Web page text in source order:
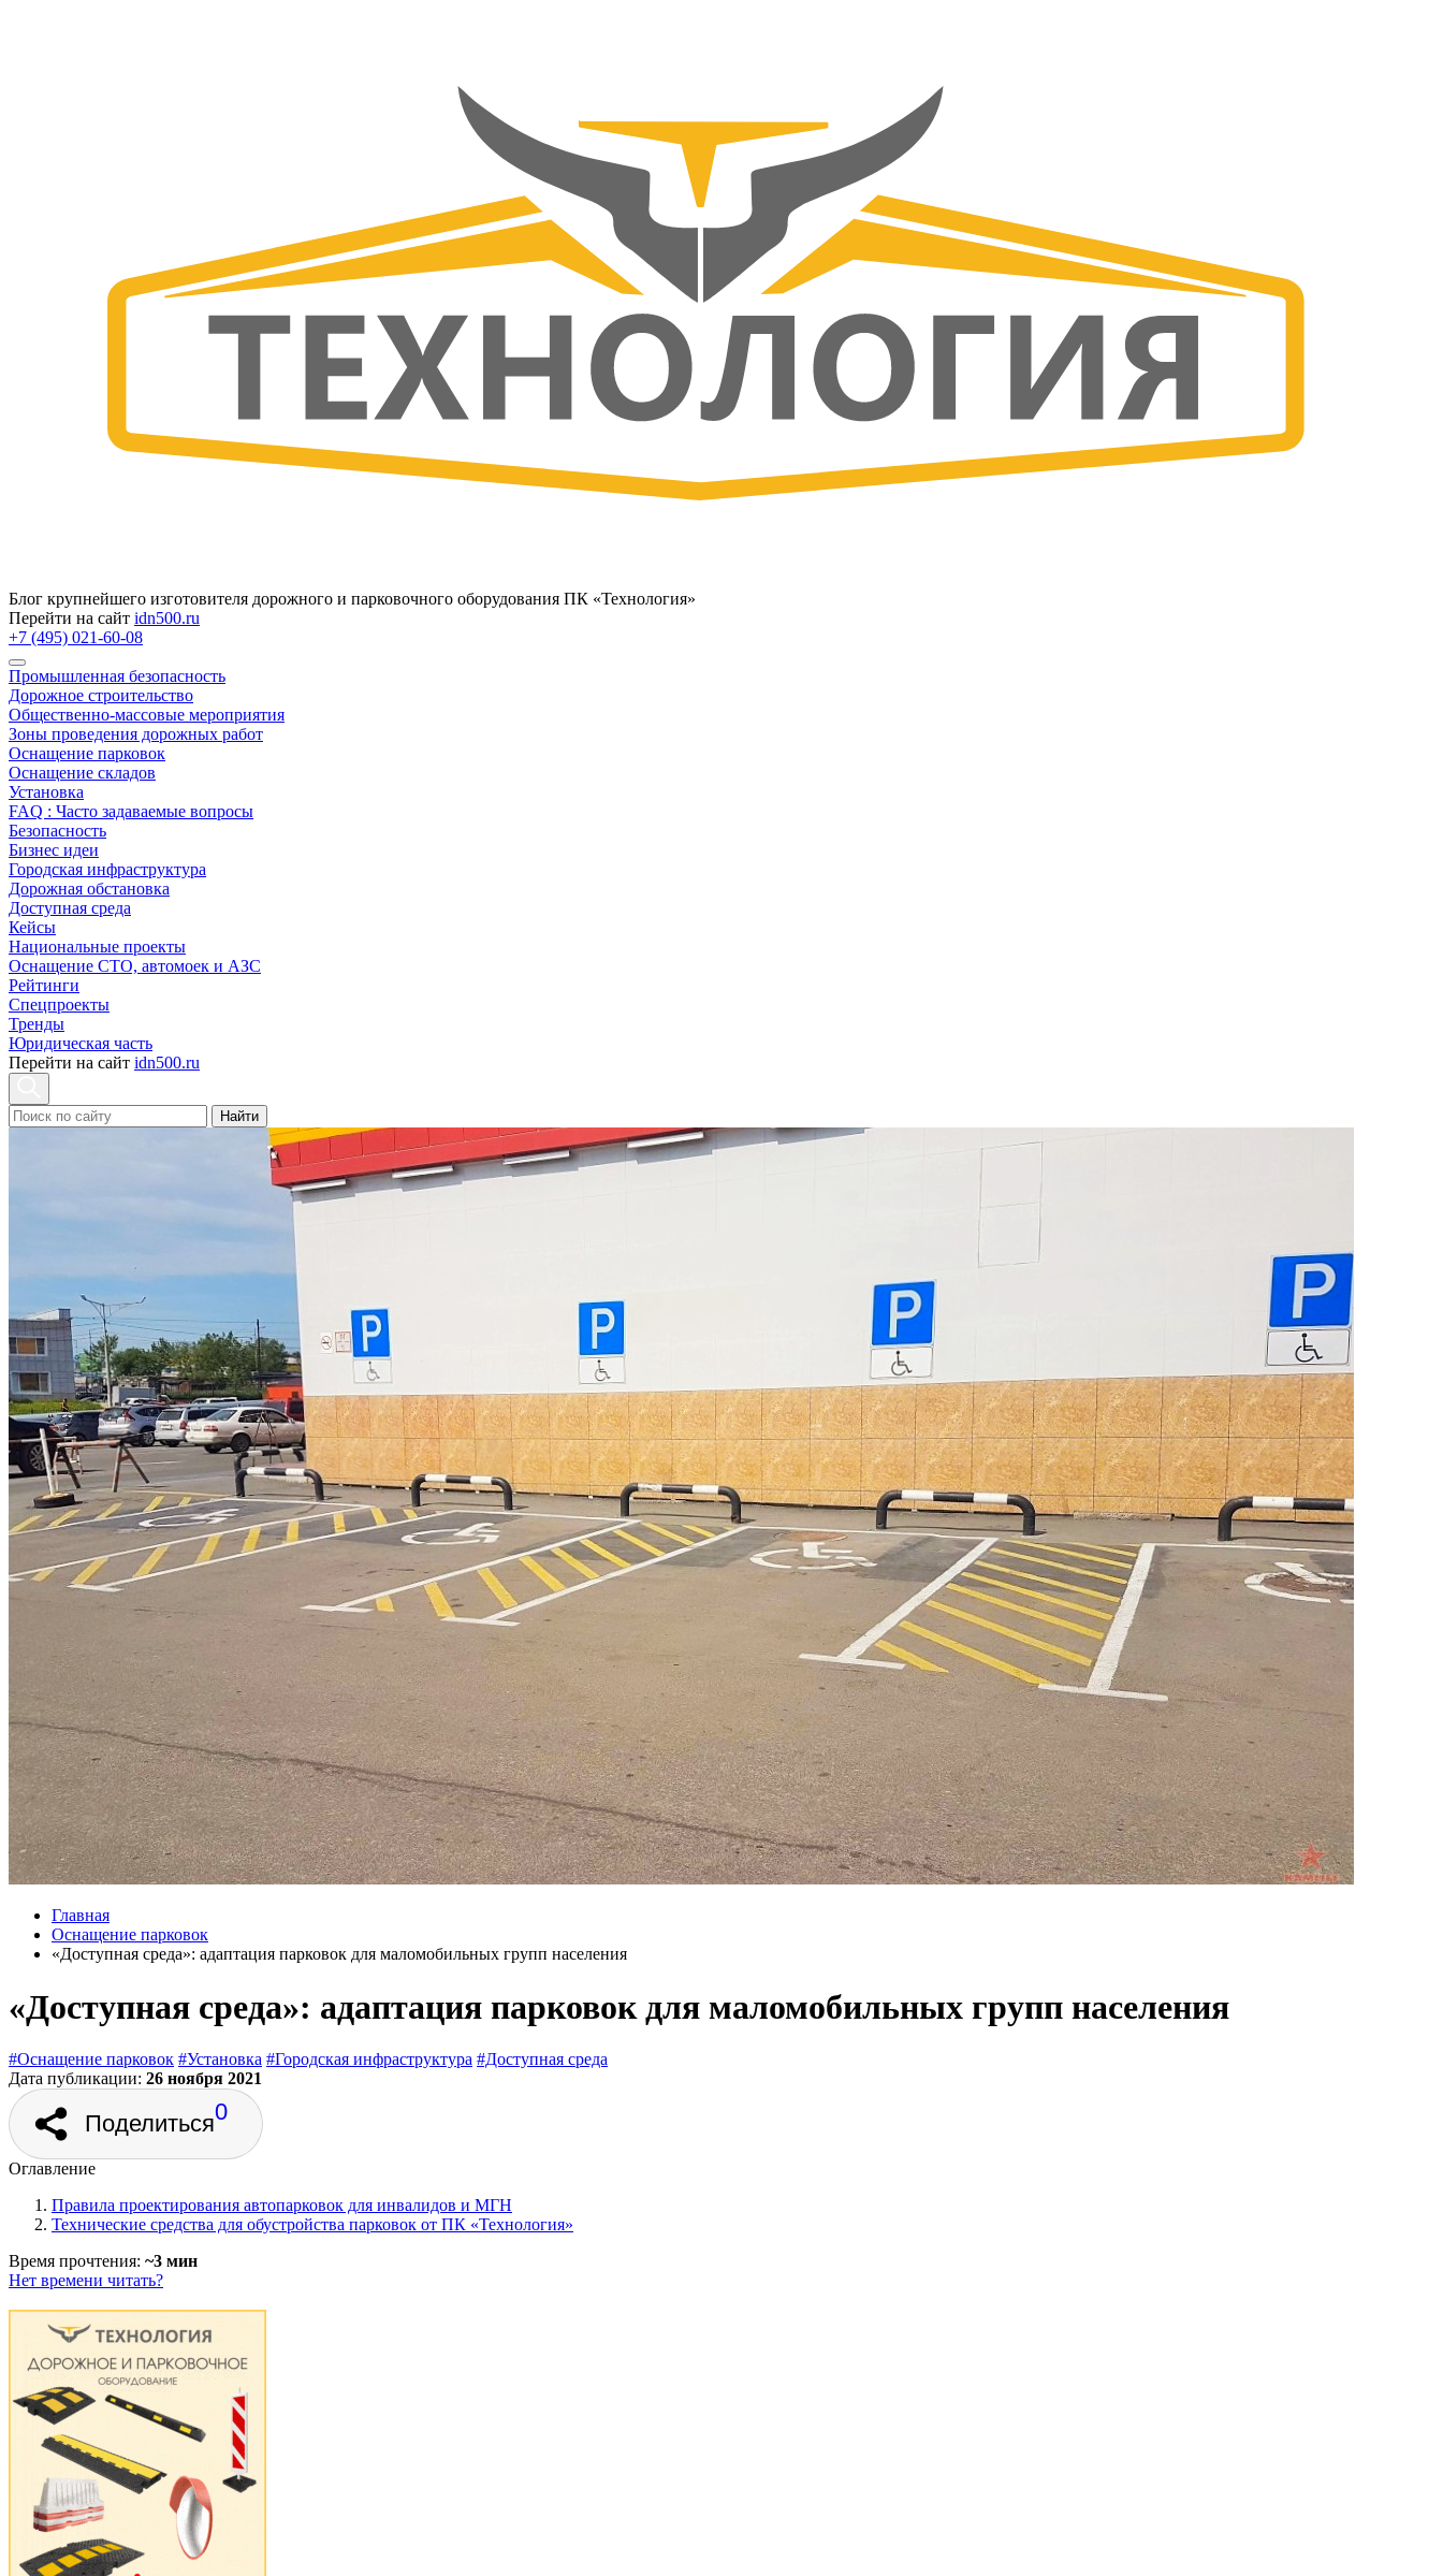
Блог крупнейшего изготовителя дорожного и парковочного оборудования ПК «Технология»
Перейти на сайт idn500.ru
+7 (495) 021-60-08
Промышленная безопасность
Дорожное строительство
Общественно‑массовые мероприятия
Зоны проведения дорожных работ
Оснащение парковок
Оснащение складов
Установка
FAQ : Часто задаваемые вопросы
Безопасность
Бизнес идеи
Городская инфраструктура
Дорожная обстановка
Доступная среда
Кейсы
Национальные проекты
Оснащение СТО, автомоек и АЗС
Рейтинги
Спецпроекты
Тренды
Юридическая часть
Перейти на сайт idn500.ru
Найти
Главная
Оснащение парковок
«Доступная среда»: адаптация парковок для маломобильных групп населения
«Доступная среда»: адаптация парковок для маломобильных групп населения
#Оснащение парковок #Установка #Городская инфраструктура #Доступная среда
Дата публикации: 26 ноября 2021
Поделиться0
Оглавление
Правила проектирования автопарковок для инвалидов и МГН
Технические средства для обустройства парковок от ПК «Технология»
Время прочтения: ~3 мин
Нет времени читать?